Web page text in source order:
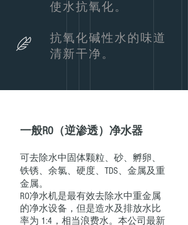
使水抗氧化。
抗氧化碱性水的味道
清新干净。
一般RO（逆渗透）净水器
可去除水中固体颗粒、砂、孵卵、
铁锈、余氯、硬度、TDS、金属及重
金属。
RO净水机是最有效去除水中重金属
的净水设备，但是造水及排放水比
率为 1:4，相当浪费水。本公司最新